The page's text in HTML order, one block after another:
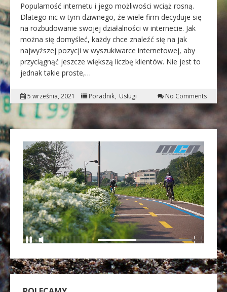
Popularność internetu i jego możliwości wciąż rosną.
Dlatego nic w tym dziwnego, że wiele firm decyduje się
na rozbudowanie swojej działalności w internecie. Jak
można się domyśleć, każdy chce znaleźć się na jak
najwyższej pozycji w wyszukiwarce internetowej, aby
przyciągnąć jeszcze większą liczbę klientów. Nie jest to
jednak takie proste,…
5 września, 2021 Poradnik Usługi No Comments